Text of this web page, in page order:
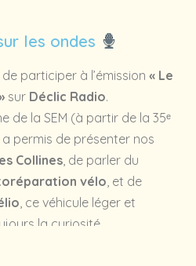
les ondes
participer à l’émission « Le
sur Déclic Radio.
de la SEM (à partir de la 35ᵉ
permis de présenter nos
Collines , de parler du
vélo , et de
, ce véhicule léger et
la curiosité.